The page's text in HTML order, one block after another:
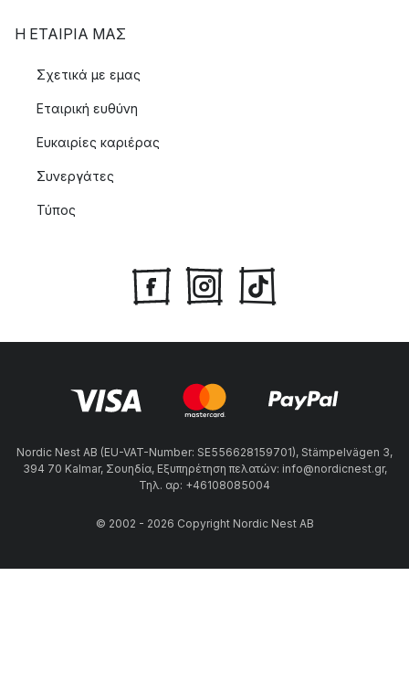
Η ΕΤΑΊΡΙΑ ΜΑΣ
Σχετικά με εμας
Εταιρική ευθύνη
Ευκαιρίες καριέρας
Συνεργάτες
Τύπος
Nordic Nest AB (EU-VAT-Number: SE556628159701), Stämpelvägen 3,
394 70 Kalmar, Σουηδία, Εξυπηρέτηση πελατών: info@nordicnest.gr,
Τηλ. αρ: +46108085004
© 2002 - 2026 Copyright Nordic Nest AB